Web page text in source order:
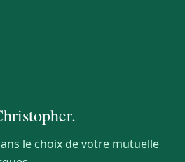
.
le choix de votre mutuelle